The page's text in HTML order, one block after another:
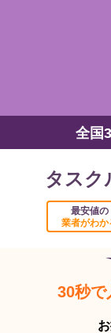
全国
タスク
最安値の
業者がわか
30秒で